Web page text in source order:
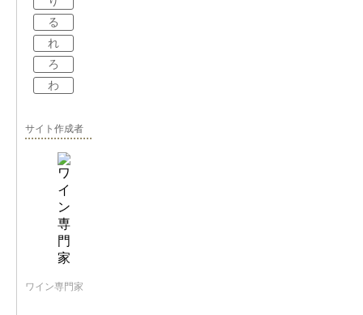
る
れ
ろ
わ
サイト作成者
ワイン専門家